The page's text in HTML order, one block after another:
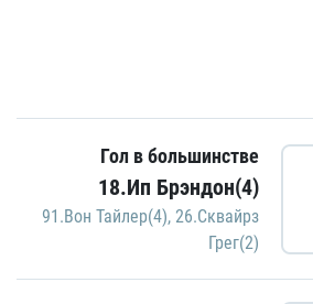
Гол в большинстве
18.Ип Брэндон(4)
91.Вон Тайлер(4), 26.Сквайрз
Грег(2)